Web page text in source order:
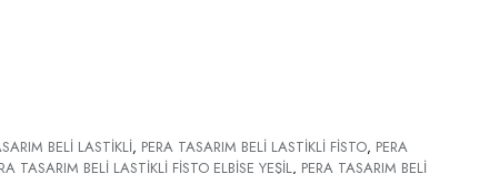
BELİ LASTİKLİ, PERA TASARIM BELİ LASTİKLİ FİSTO, PERA
TASARIM BELİ LASTİKLİ FİSTO ELBİSE YEŞİL, PERA TASARIM BELİ